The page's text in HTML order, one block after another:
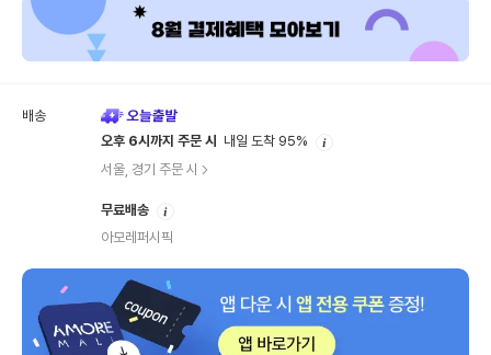
배송
오후 6시까지 주문 시
내일 도착 95%
서울, 경기 주문 시
무료배송
아모레퍼시픽